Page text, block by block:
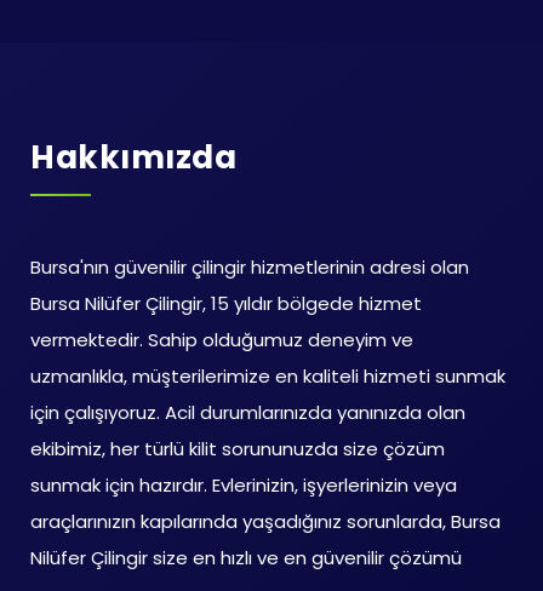
Hakkımızda
Bursa'nın güvenilir çilingir hizmetlerinin adresi olan
Bursa Nilüfer Çilingir, 15 yıldır bölgede hizmet
vermektedir. Sahip olduğumuz deneyim ve
uzmanlıkla, müşterilerimize en kaliteli hizmeti sunmak
için çalışıyoruz. Acil durumlarınızda yanınızda olan
ekibimiz, her türlü kilit sorununuzda size çözüm
sunmak için hazırdır. Evlerinizin, işyerlerinizin veya
araçlarınızın kapılarında yaşadığınız sorunlarda, Bursa
Nilüfer Çilingir size en hızlı ve en güvenilir çözümü